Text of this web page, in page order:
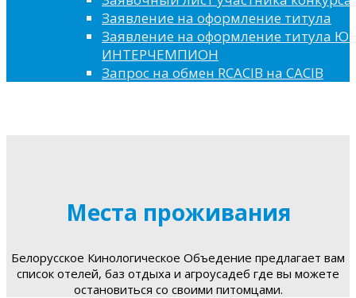
Заявление на оформление титула
Заявление на оформление титула
ИНТЕРЧЕМПИОН
Запрос на обмен RCACIB на CACIB
Места проживания
Белорусское Кинологическое Объедение предлагает вам
список отелей, баз отдыха и агроусадеб где вы можете
остановиться со своими питомцами.